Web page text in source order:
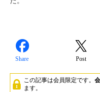
Share Post
この記事は会員限定です。
ます。